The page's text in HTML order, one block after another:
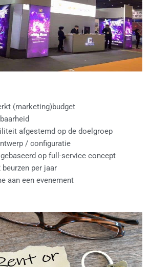
(marketing)budget
afgestemd op de doelgroep
/ configuratie
op full-service concept
per jaar
aan een evenement